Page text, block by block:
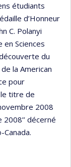
étudiants
d’Honneur
C. Polanyi
en Sciences
du
la American
pour
le titre de
2008
décerné
Canada.